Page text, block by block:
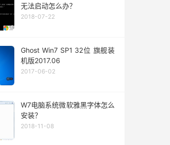
无法启动怎么办？
2018-07-22
Ghost Win7 SP1 32位 旗舰装
机版2017.06
2017-06-02
W7电脑系统微软雅黑字体怎么
安装？
2018-11-08